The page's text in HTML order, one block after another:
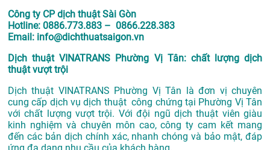
Công ty CP dịch thuật Sài Gòn
Hotline: 0886.773.883 – 0866.228.383
Email: info@dichthuatsaigon.vn
Dịch thuật VINATRANS Phường Vị Tân: chất lượng dịch
thuật vượt trội
Dịch thuật VINATRANS Phường Vị Tân là đơn vị chuyên
cung cấp dịch vụ dịch thuật công chứng tại Phường Vị Tân
với chất lượng vượt trội. Với đội ngũ dịch thuật viên giàu
kinh nghiệm và chuyên môn cao, công ty cam kết mang
đến các bản dịch chính xác, nhanh chóng và bảo mật, đáp